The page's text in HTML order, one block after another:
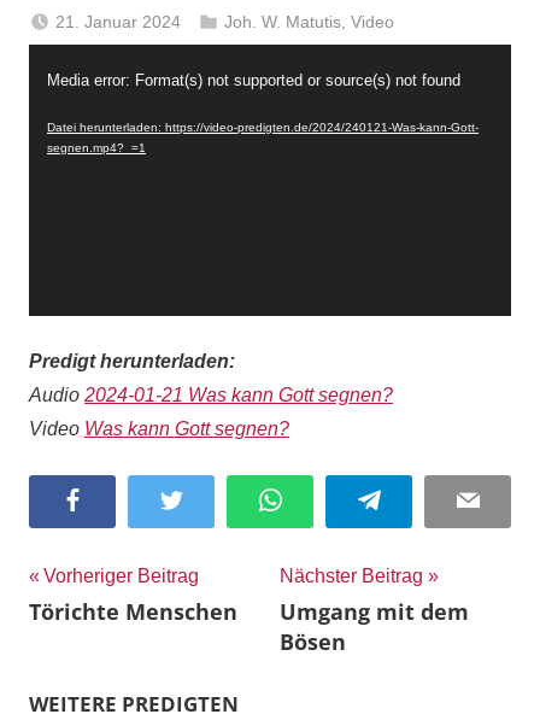
21. Januar 2024
Berliner
Predigten
Joh. W. Matutis ,Video
Media error: Format(s) not supported or source(s) not found
Datei herunterladen: https://video-predigten.de/2024/240121-Was-kann-Gott-
segnen.mp4?_=1
Predigt herunterladen:
Audio 2024-01-21 Was kann Gott segnen?
Video Was kann Gott segnen?
Facebook Twitter WhatsApp Telegram Email
Beitragsnavigation
Vorheriger Beitrag
Törichte Menschen
Nächster Beitrag
Umgang mit dem
Bösen
WEITERE PREDIGTEN